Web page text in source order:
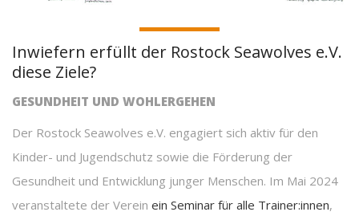
Inwiefern erfüllt der Rostock Seawolves e.V.
diese Ziele?
GESUNDHEIT UND WOHLERGEHEN
Der Rostock Seawolves e.V. engagiert sich aktiv für den
Kinder- und Jugendschutz sowie die Förderung der
Gesundheit und Entwicklung junger Menschen. Im Mai 2024
veranstaltete der Verein ein Seminar für alle Trainer:innen,